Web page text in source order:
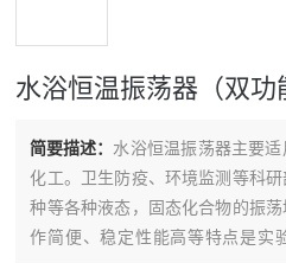
水浴恒温振荡器（双功
简要描述： 水浴恒温振荡器主要
化工。卫生防疫、环境监测等科
种等各种液态，固态化合物的振
作简便、稳定性能高等特点是实